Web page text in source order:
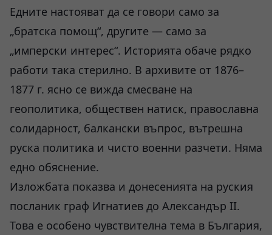
Едните настояват да се говори само за
„братска помощ“, другите — само за
„имперски интерес“. Историята обаче рядко
работи така стерилно. В архивите от 1876–
1877 г. ясно се вижда смесване на
геополитика, обществен натиск, православна
солидарност, балкански въпрос, вътрешна
руска политика и чисто военни разчети. Няма
едно обяснение.
Изложбата показва и донесенията на руския
посланик граф Игнатиев до Александър II.
Това е особено чувствителна тема в България,